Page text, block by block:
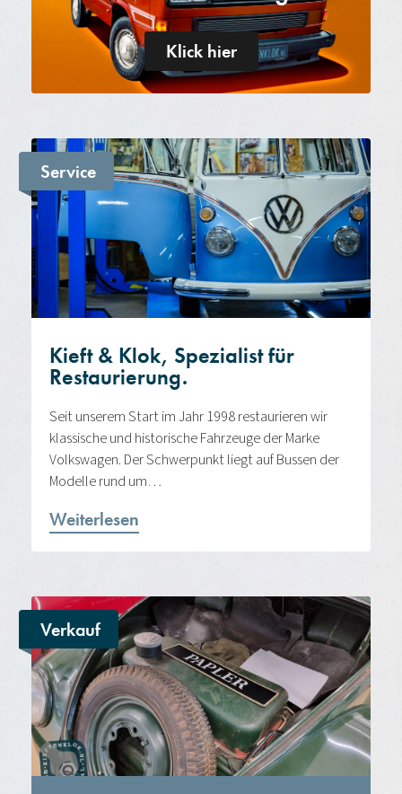
Klick hier
Service
Kieft & Klok, Spezialist für
Restaurierung.
Seit unserem Start im Jahr 1998 restaurieren wir
klassische und historische Fahrzeuge der Marke
Volkswagen. Der Schwerpunkt liegt auf Bussen der
Modelle rund um…
Weiterlesen
Verkauf